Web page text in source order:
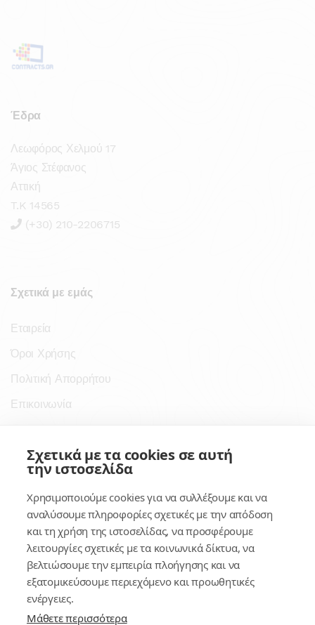
Έδρα
Λεωφόρος Χελμού 17
Άγιος Στέφανος
Αττική
T.K 14565
(+30) 210-2206715
Σχετικά με εμάς
Εταιρεία
Όροι Χρήσης
Πολιτική Απορρήτου
Επικοινωνία
Σύνδεσμοι
Κέντρο Γνώσης
Πλατφόρμα
Εγγραφή
Για δημοσίους υπαλλήλους
Σχετικά με τα cookies σε αυτή
την ιστοσελίδα
Χρησιμοποιούμε cookies για να συλλέξουμε και να
αναλύσουμε πληροφορίες σχετικές με την απόδοση
και τη χρήση της ιστοσελίδας, να προσφέρουμε
λειτουργίες σχετικές με τα κοινωνικά δίκτυα, να
βελτιώσουμε την εμπειρία πλοήγησης και να
εξατομικεύσουμε περιεχόμενο και προωθητικές
ενέργειες.
Μάθετε περισσότερα